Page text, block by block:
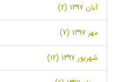
آبان 1397 (2)
مهر 1397 (7)
شهریور 1397 (12)